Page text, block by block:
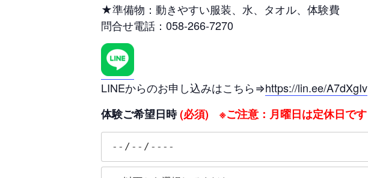
★準備物：動きやすい服装、水、タオル、体験費
問合せ電話：058-266-7270
LINEからのお申し込みはこちら⇒https://lin.ee/A7dXgIv
体験ご希望日時(必須) ※ご注意：月曜日は定休日です